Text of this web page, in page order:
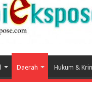
Daerah Hukum &